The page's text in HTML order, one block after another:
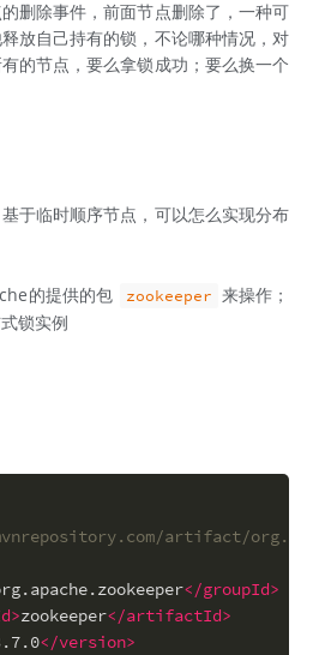
删除事件，前面节点删除了，一种可
放自己持有的锁，不论哪种情况，对
的节点，要么拿锁成功；要么换一个
于临时顺序节点，可以怎么实现分布
的提供的包 zookeeper 来操作；
锁实例
artifact/
</groupId>
>zookeeper</artifactId>
</version>